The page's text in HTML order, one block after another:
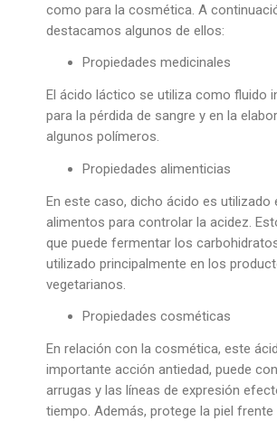
como para la cosmética. A
destacamos algunos de ellos:
Propiedades medicinales
El ácido láctico se utiliza como fluido
para la pérdida de sangre y en la
algunos polímeros.
Propiedades alimenticias
En este caso, dicho ácido es utilizado
alimentos para controlar la acidez.
que puede fermentar los
utilizado principalmente en los
vegetarianos.
Propiedades cosméticas
En relación con la cosmética, este
importante acción antiedad, puede
arrugas y las líneas de expresión
tiempo. Además, protege la piel